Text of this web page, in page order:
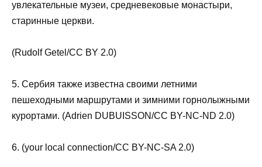
увлекательные музеи, средневековые монастыри,
старинные церкви.
(Rudolf Getel/CC BY 2.0)
5. Сербия также известна своими летними
пешеходными маршрутами и зимними горнолыжными
курортами. (Adrien DUBUISSON/CC BY-NC-ND 2.0)
6. (your local connection/CC BY-NC-SA 2.0)